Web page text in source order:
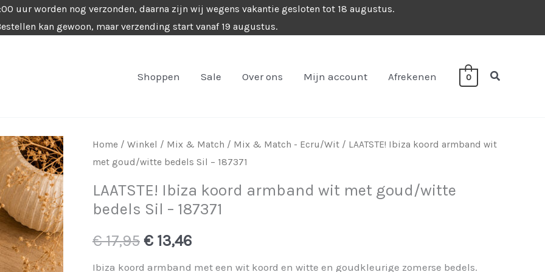
uur worden nog verzonden, daarna zijn wij wegens vakantie gesloten tot 18 augustus.
kan gewoon, maar verzending start vanaf 19 augustus.
Shoppen Sale Over ons Mijn account Afrekenen 0 Zoeken
Home / Winkel / Mix & Match / Mix & Match - Ecru/Wit / LAATSTE! Ibiza koord armband wit
met goud/witte bedels Sil – 187371
LAATSTE! Ibiza koord armband wit met goud/witte
bedels Sil – 187371
€17,95 Oorspronkelijke
prijs
€ 13,46Huidige
prijs
Ibiza koord armband met een wit koord en witte en goudkleurige zomerse bedels.